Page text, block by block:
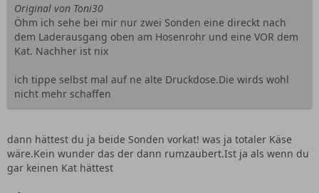
Original von Toni30
Öhm ich sehe bei mir nur zwei Sonden eine direckt nach
dem Laderausgang oben am Hosenrohr und eine VOR dem
Kat. Nachher ist nix
ich tippe selbst mal auf ne alte Druckdose.Die wirds wohl
nicht mehr schaffen
dann hättest du ja beide Sonden vorkat! was ja totaler Käse
wäre.Kein wunder das der dann rumzaubert.Ist ja als wenn du
gar keinen Kat hättest